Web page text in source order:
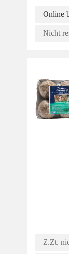
Online
Nicht
Z.Zt.